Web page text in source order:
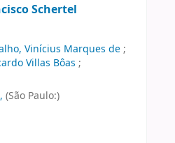
Schertel
Vinícius Marques de;
Villas Bôas ;
(São Paulo:)